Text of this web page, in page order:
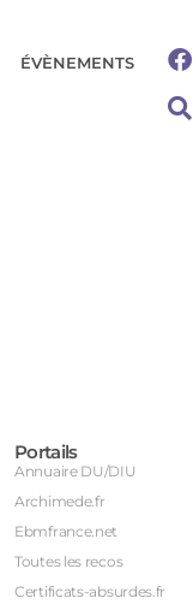
ÉVÈNEMENTS
Portails
Annuaire DU/DIU
Archimede.fr
Ebmfrance.net
Toutes les recos
Certificats-absurdes.fr